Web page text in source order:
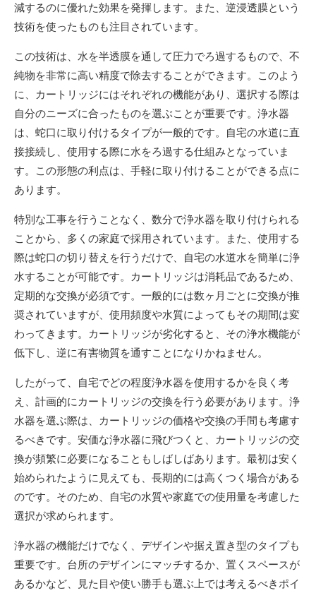
減するのに優れた効果を発揮します。また、逆浸透膜という
技術を使ったものも注目されています。
この技術は、水を半透膜を通して圧力でろ過するもので、不
純物を非常に高い精度で除去することができます。このよう
に、カートリッジにはそれぞれの機能があり、選択する際は
自分のニーズに合ったものを選ぶことが重要です。浄水器
は、蛇口に取り付けるタイプが一般的です。自宅の水道に直
接接続し、使用する際に水をろ過する仕組みとなっていま
す。この形態の利点は、手軽に取り付けることができる点に
あります。
特別な工事を行うことなく、数分で浄水器を取り付けられる
ことから、多くの家庭で採用されています。また、使用する
際は蛇口の切り替えを行うだけで、自宅の水道水を簡単に浄
水することが可能です。カートリッジは消耗品であるため、
定期的な交換が必須です。一般的には数ヶ月ごとに交換が推
奨されていますが、使用頻度や水質によってもその期間は変
わってきます。カートリッジが劣化すると、その浄水機能が
低下し、逆に有害物質を通すことになりかねません。
したがって、自宅でどの程度浄水器を使用するかを良く考
え、計画的にカートリッジの交換を行う必要があります。浄
水器を選ぶ際は、カートリッジの価格や交換の手間も考慮す
るべきです。安価な浄水器に飛びつくと、カートリッジの交
換が頻繁に必要になることもしばしばあります。最初は安く
始められたように見えても、長期的には高くつく場合がある
のです。そのため、自宅の水質や家庭での使用量を考慮した
選択が求められます。
浄水器の機能だけでなく、デザインや据え置き型のタイプも
重要です。台所のデザインにマッチするか、置くスペースが
あるかなど、見た目や使い勝手も選ぶ上では考えるべきポイ